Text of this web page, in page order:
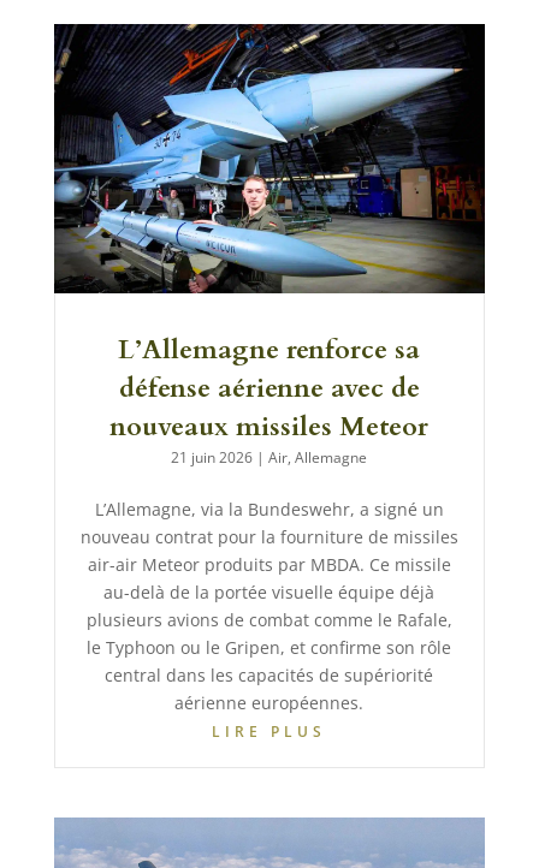
L’Allemagne renforce sa
défense aérienne avec de
nouveaux missiles Meteor
21 juin 2026 |Air,Allemagne
L’Allemagne, via la Bundeswehr, a signé un
nouveau contrat pour la fourniture de missiles
air-air Meteor produits par MBDA. Ce missile
au-delà de la portée visuelle équipe déjà
plusieurs avions de combat comme le Rafale,
le Typhoon ou le Gripen, et confirme son rôle
central dans les capacités de supériorité
aérienne européennes.
LIRE PLUS